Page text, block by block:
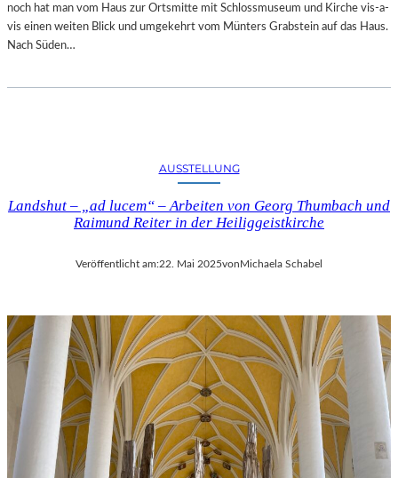
noch hat man vom Haus zur Ortsmitte mit Schlossmuseum und Kirche vis-a-
vis einen weiten Blick und umgekehrt vom Münters Grabstein auf das Haus.
Nach Süden…
AUSSTELLUNG
Landshut – „ad lucem“ – Arbeiten von Georg Thumbach und
Raimund Reiter in der Heiliggeistkirche
Veröffentlicht am:22. Mai 2025vonMichaela Schabel